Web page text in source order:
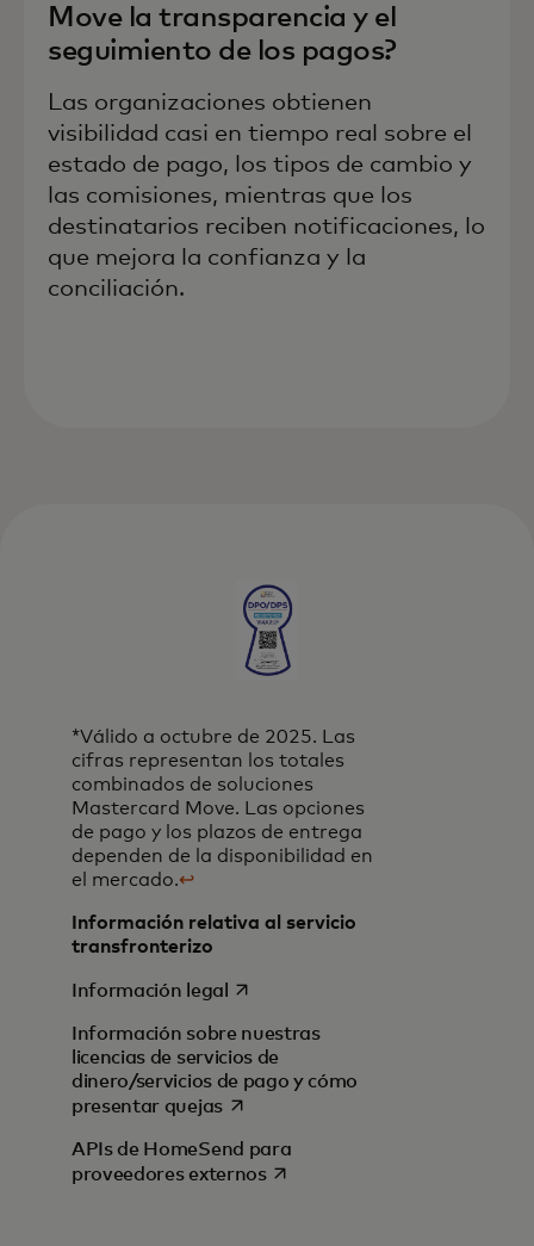
Move la transparencia y el
seguimiento de los pagos?
Las organizaciones obtienen
visibilidad casi en tiempo real sobre el
estado de pago, los tipos de cambio y
las comisiones, mientras que los
destinatarios reciben notificaciones, lo
que mejora la confianza y la
conciliación.
*Válido a octubre de 2025. Las
cifras representan los totales
combinados de soluciones
Mastercard Move. Las opciones
de pago y los plazos de entrega
dependen de la disponibilidad en
el mercado.↩
Información relativa al servicio
transfronterizo
Información legal se abre en una pestaña nueva
Información sobre nuestras
licencias de servicios de
dinero/servicios de pago y cómo
presentar quejasse abre en una pestaña nueva
APIs de HomeSend para
proveedores externosse abre en una pestaña nueva